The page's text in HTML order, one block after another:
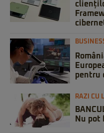
pentru
RAZI CU
Nu pot